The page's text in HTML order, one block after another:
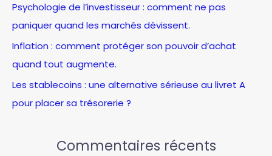
r
:
Psychologie de l’investisseur : comment ne pas
paniquer quand les marchés dévissent.
Inflation : comment protéger son pouvoir d’achat
quand tout augmente.
Les stablecoins : une alternative sérieuse au livret A
pour placer sa trésorerie ?
Commentaires récents